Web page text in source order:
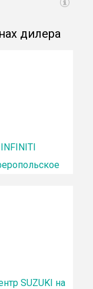
дилера
INFINITI
SUZUKI на